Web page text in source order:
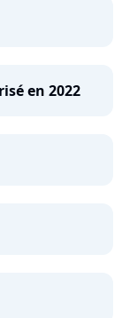
en 2022